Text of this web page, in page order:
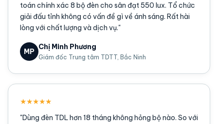
toán chính xác 8 bộ đèn cho sân đạt 550 lux. Tổ chức
giải đấu tỉnh không có vấn đề gì về ánh sáng. Rất hài
lòng với chất lượng và dịch vụ."
MP
Chị Minh Phương
Giám đốc Trung tâm TDTT, Bắc Ninh
★★★★★
"Dùng đèn TDL hơn 18 tháng không hỏng bộ nào. So với